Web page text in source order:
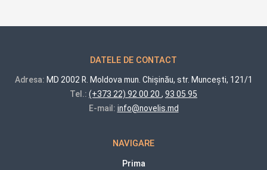
DATELE DE CONTACT
Adresa: MD 2002 R. Moldova mun. Chișinău, str. Muncești, 121/1
Tel.: (+373 22) 92 00 20 , 93 05 95
E-mail: info@novelis.md
NAVIGARE
Prima